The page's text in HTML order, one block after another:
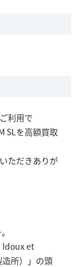
利用で
SLを高額買取
ただきありが
Idoux et
所）」の頭